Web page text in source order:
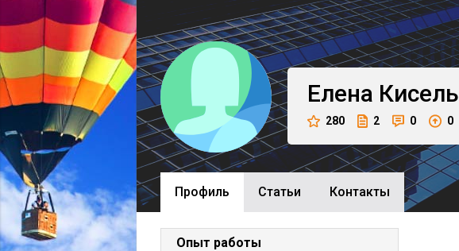
Елена Кисель
280 2 0 0
Профиль Cтатьи Контакты
Опыт работы